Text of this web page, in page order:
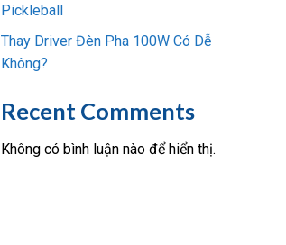
Pickleball
Thay Driver Đèn Pha 100W Có Dễ
Không?
Recent Comments
Không có bình luận nào để hiển thị.